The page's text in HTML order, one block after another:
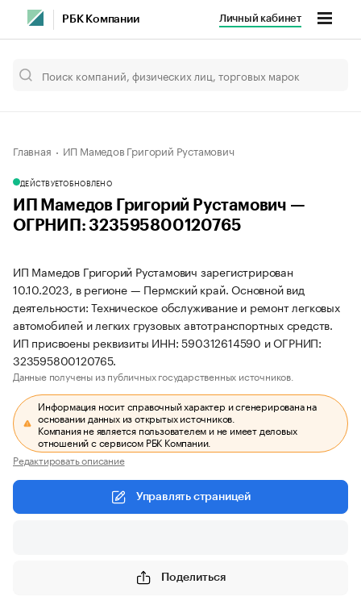
РБК Компании Личный кабинет
Главная ИП Мамедов Григорий Рустамович
ДЕЙСТВУЕТОБНОВЛЕНО
ИП Мамедов Григорий Рустамович —
ОГРНИП: 323595800120765
ИП Мамедов Григорий Рустамович зарегистрирован
10.10.2023, в регионе — Пермский край. Основной вид
деятельности: Техническое обслуживание и ремонт легковых
автомобилей и легких грузовых автотранспортных средств.
ИП присвоены реквизиты ИНН: 590312614590 и ОГРНИП:
323595800120765.
Данные получены из публичных государственных источников.
Информация носит справочный характер и сгенерирована на
основании данных из открытых источников.
Компания не является пользователем и не имеет деловых
отношений с сервисом РБК Компании.
Редактировать описание
Управлять страницей
Поделиться